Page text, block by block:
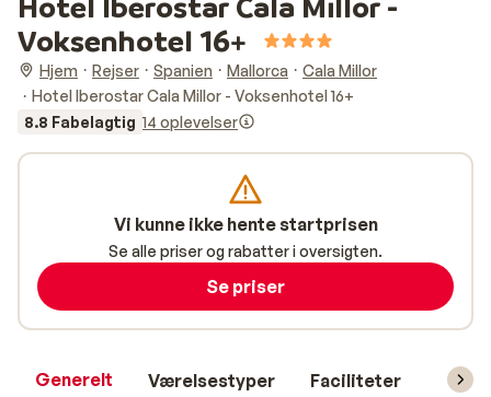
Voksenhotel 16+
Hjem Rejser Spanien Mallorca
Cala Millor
Hotel Iberostar Cala Millor - Voksenhotel 16+
8.8 Fabelagtig 14 oplevelser
Generelt Værelsestyper Faciliteter
Vi kunne ikke hente startprisen
Se alle priser og rabatter i oversigten.
Se priser